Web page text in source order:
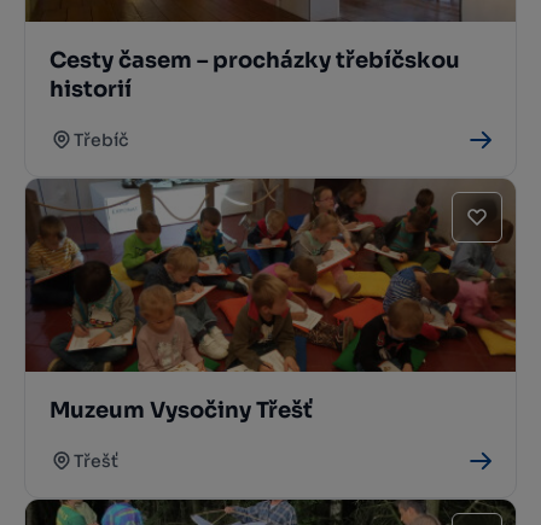
Cesty časem – procházky třebíčskou
historií
Třebíč
Muzeum Vysočiny Třešť
Třešť